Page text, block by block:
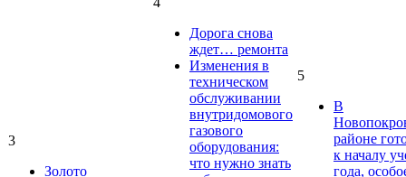
3
Золото
Дорога снова
ждет… ремонта
Изменения в
техническом
обслуживании
внутридомового
газового
оборудования:
что нужно знать
5
В
районе
к началу
года,